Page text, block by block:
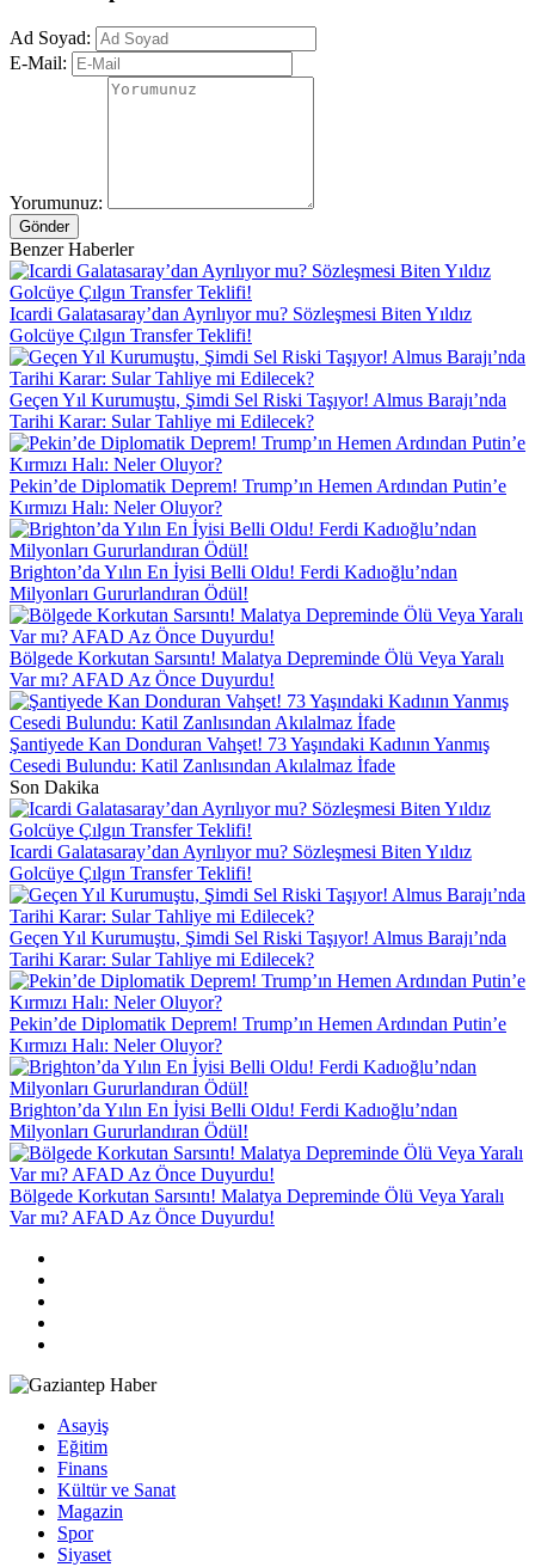
Ad Soyad:
E-Mail:
Yorumunuz:
Gönder
Benzer Haberler
Icardi Galatasaray’dan Ayrılıyor mu? Sözleşmesi Biten Yıldız
Golcüye Çılgın Transfer Teklifi!
Geçen Yıl Kurumuştu, Şimdi Sel Riski Taşıyor! Almus Barajı’nda
Tarihi Karar: Sular Tahliye mi Edilecek?
Pekin’de Diplomatik Deprem! Trump’ın Hemen Ardından Putin’e
Kırmızı Halı: Neler Oluyor?
Brighton’da Yılın En İyisi Belli Oldu! Ferdi Kadıoğlu’ndan
Milyonları Gururlandıran Ödül!
Bölgede Korkutan Sarsıntı! Malatya Depreminde Ölü Veya Yaralı
Var mı? AFAD Az Önce Duyurdu!
Şantiyede Kan Donduran Vahşet! 73 Yaşındaki Kadının Yanmış
Cesedi Bulundu: Katil Zanlısından Akılalmaz İfade
Son Dakika
Icardi Galatasaray’dan Ayrılıyor mu? Sözleşmesi Biten Yıldız
Golcüye Çılgın Transfer Teklifi!
Geçen Yıl Kurumuştu, Şimdi Sel Riski Taşıyor! Almus Barajı’nda
Tarihi Karar: Sular Tahliye mi Edilecek?
Pekin’de Diplomatik Deprem! Trump’ın Hemen Ardından Putin’e
Kırmızı Halı: Neler Oluyor?
Brighton’da Yılın En İyisi Belli Oldu! Ferdi Kadıoğlu’ndan
Milyonları Gururlandıran Ödül!
Bölgede Korkutan Sarsıntı! Malatya Depreminde Ölü Veya Yaralı
Var mı? AFAD Az Önce Duyurdu!
Asayiş
Eğitim
Finans
Kültür ve Sanat
Magazin
Spor
Siyaset